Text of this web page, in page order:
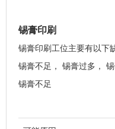
锡膏印刷
锡膏印刷工位主要有以下
锡膏不足， 锡膏过多，
锡膏不足